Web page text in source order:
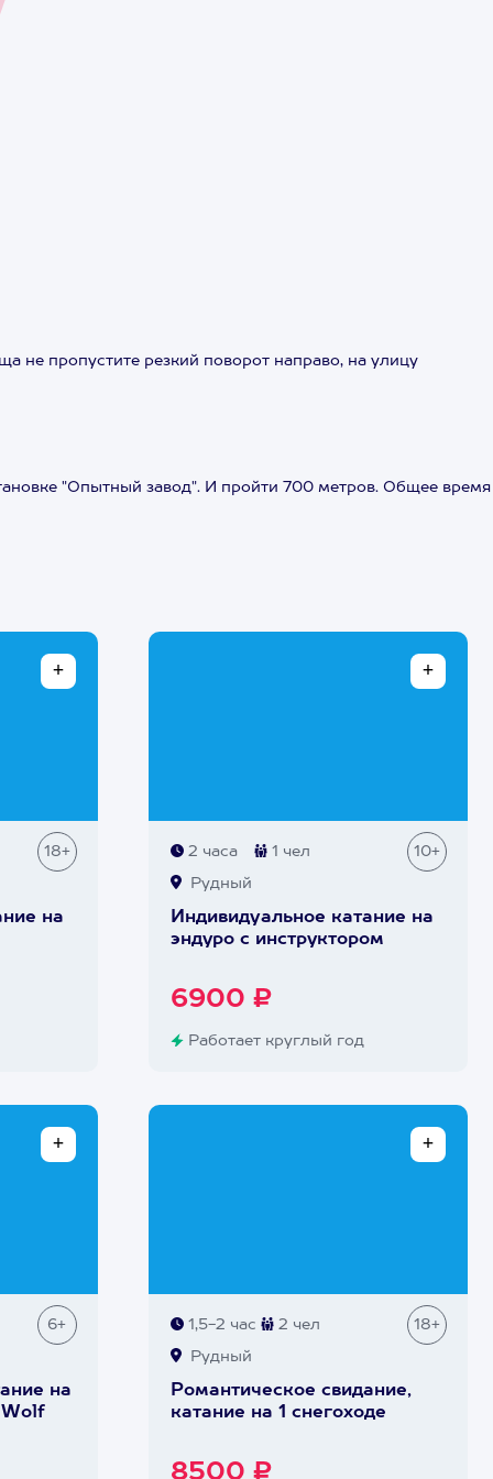
не пропустите резкий поворот направо, на улицу
"Опытный завод". И пройти 700 метров. Общее время
18+
на
2 часа 1 чел 10+
Рудный
Индивидуальное катание на
эндуро с инструктором
6900 ₽
Работает круглый год
6+
на
Wolf
1,5-2 час 2 чел 18+
Рудный
Романтическое свидание,
катание на 1 снегоходе
8500 ₽